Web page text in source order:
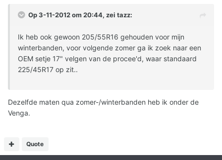
Op 3-11-2012 om 20:44, zei tazz:
Ik heb ook gewoon 205/55R16 gehouden voor mijn
winterbanden, voor volgende zomer ga ik zoek naar een
OEM setje 17" velgen van de procee'd, waar standaard
225/45R17 op zit..
Dezelfde maten qua zomer-/winterbanden heb ik onder de
Venga.
Quote